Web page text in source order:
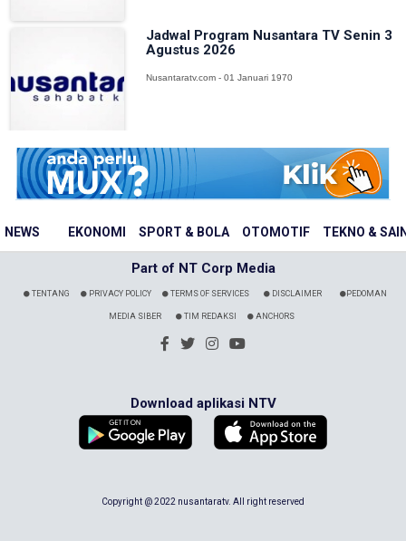
NEWS EKONOMI SPORT & BOLA OTOMOTIF TEKNO &
Jadwal Program Nusantara TV Senin 3
Agustus 2026
Nusantaratv.com - 01 Januari 1970
Part of NT Corp Media
TENTANG PRIVACY POLICY TERMS OF SERVICES DISCLAIMER PEDOMAN
MEDIA SIBER TIM REDAKSI ANCHORS
Download aplikasi NTV
Copyright @ 2022 nusantaratv. All right reserved